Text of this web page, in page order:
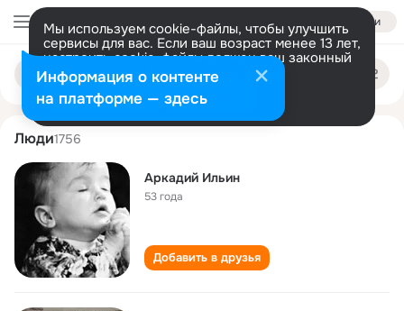
Войти
Мы используем cookie-файлы, чтобы улучшить
сервисы для вас. Если ваш возраст менее 13 лет,
настроить cookie-файлы должен ваш законный
представитель. Больше информации
Разрешить все Настроить
Поиск
людям
arkadiy ilin
Люди1756
Аркадий Ильин
53 года
Добавить в друзья
Информация о контенте
на платформе — здесь